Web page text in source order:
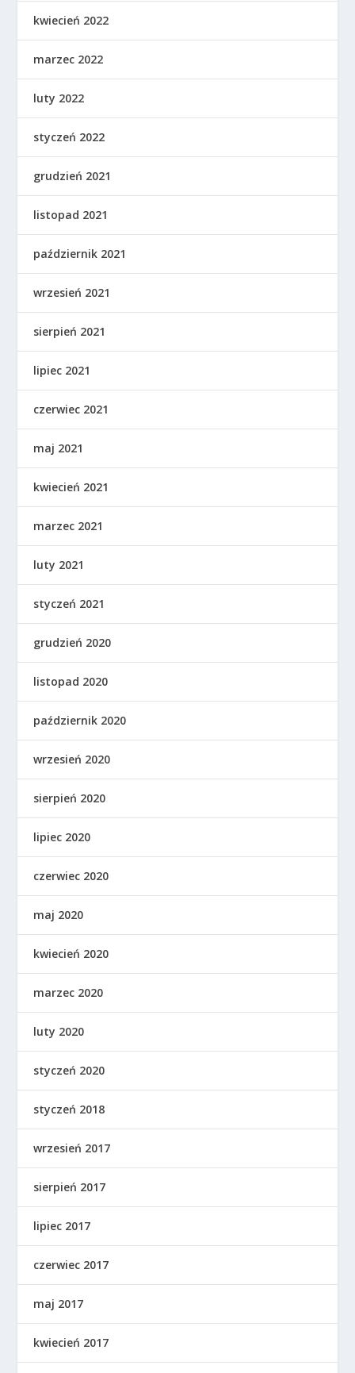
kwiecień 2022
marzec 2022
luty 2022
styczeń 2022
grudzień 2021
listopad 2021
październik 2021
wrzesień 2021
sierpień 2021
lipiec 2021
czerwiec 2021
maj 2021
kwiecień 2021
marzec 2021
luty 2021
styczeń 2021
grudzień 2020
listopad 2020
październik 2020
wrzesień 2020
sierpień 2020
lipiec 2020
czerwiec 2020
maj 2020
kwiecień 2020
marzec 2020
luty 2020
styczeń 2020
styczeń 2018
wrzesień 2017
sierpień 2017
lipiec 2017
czerwiec 2017
maj 2017
kwiecień 2017